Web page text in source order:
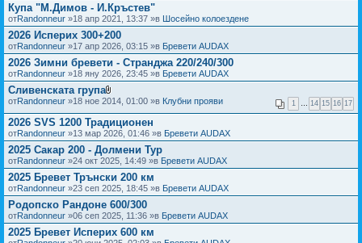
Купа "М.Димов - И.Кръстев"
отRandonneur »18 апр 2021, 13:37 »в Шосейно колоездене
2026 Исперих 300+200
отRandonneur »17 апр 2026, 03:15 »в Бревети AUDAX
2026 Зимни бревети - Странджа 220/240/300
отRandonneur »18 яну 2026, 23:45 »в Бревети AUDAX
Сливенската група
П
к
а
ч
е
н
(
и
)
ф
а
й
л
1 14 15 16 17
отRandonneur »18 ное 2014, 01:00 »в Клубни прояви
2026 SVS 1200 Традиционен
отRandonneur »13 мар 2026, 01:46 »в Бревети AUDAX
2025 Сакар 200 - Долмени Тур
отRandonneur »24 окт 2025, 14:49 »в Бревети AUDAX
2025 Бревет Трънски 200 км
отRandonneur »23 сеп 2025, 18:45 »в Бревети AUDAX
Родопско Рандоне 600/300
отRandonneur »06 сеп 2025, 11:36 »в Бревети AUDAX
2025 Бревет Исперих 600 км